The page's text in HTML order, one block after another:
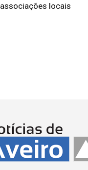
associações locais